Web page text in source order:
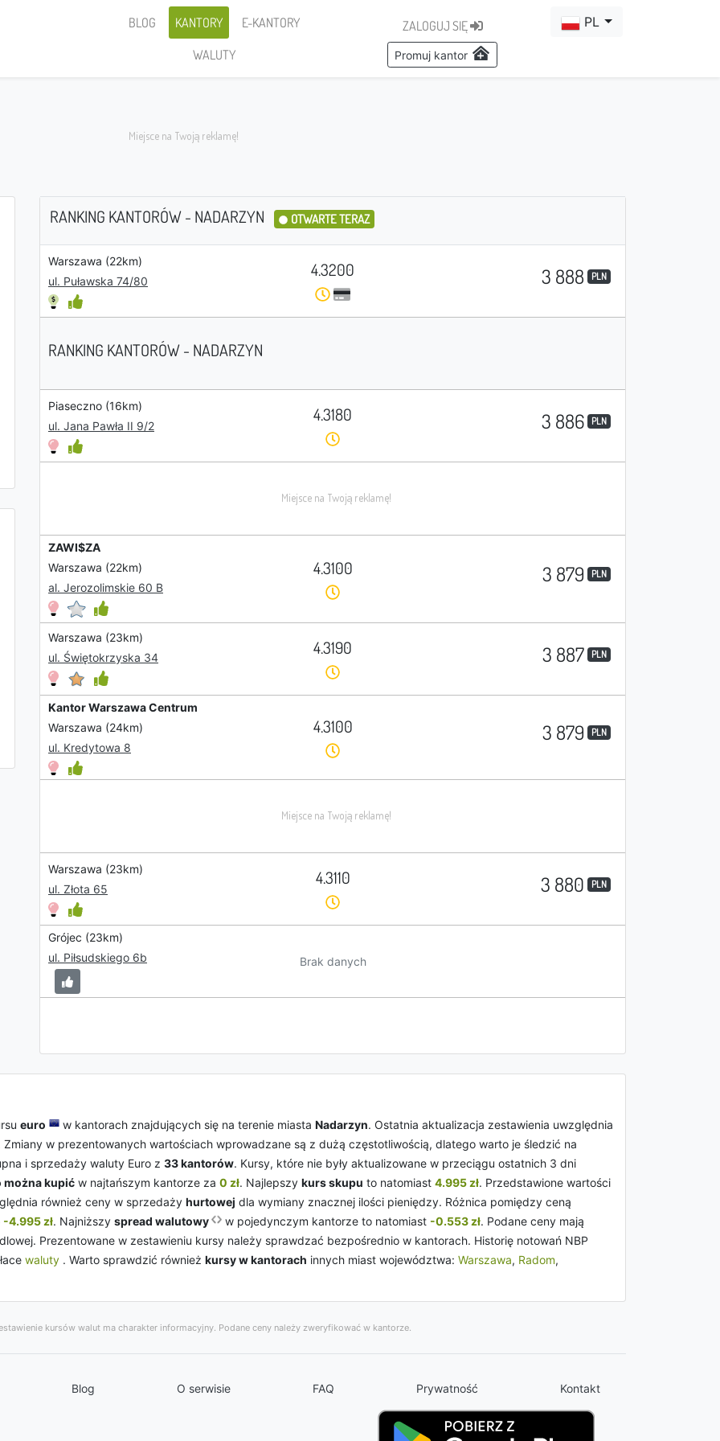
BLOG KANTORY
E-KANTORY
WALUTY
ZALOGUJ SIĘ
Promuj kantor
PL
Sprzedaję
RANKING KANTORÓW - NADARZYN OTWARTE TERAZ
Warszawa (22km)
ul. Puławska 74/80
4.3200 3 888 PLN
RANKING KANTORÓW - NADARZYN
Piaseczno (16km)
ul. Jana Pawła II 9/2
4.3180 3 886 PLN
ZAWI$ZA
Warszawa (22km)
al. Jerozolimskie 60 B
4.3100 3 879 PLN
Warszawa (23km)
ul. Świętokrzyska 34
4.3190 3 887 PLN
Kantor Warszawa Centrum
Warszawa (24km)
ul. Kredytowa 8
4.3100 3 879 PLN
Warszawa (23km)
ul. Złota 65
4.3110 3 880 PLN
Grójec (23km)
ul. Piłsudskiego 6b
Brak danych
euro w kantorach znajdujących się na terenie miasta Nadarzyn. Ostatnia aktualizacja zestawienia uwzględnia
Zmiany w prezentowanych wartościach wprowadzane są z dużą częstotliwością, dlatego warto je śledzić na
i sprzedaży waluty Euro z 33 kantorów. Kursy, które nie były aktualizowane w przeciągu ostatnich 3 dni
można kupić w najtańszym kantorze za 0 zł. Najlepszy kurs skupu to natomiast 4.995 zł. Przedstawione wartości
również ceny w sprzedaży hurtowej dla wymiany znacznej ilości pieniędzy. Różnica pomiędzy ceną
-4.995 zł. Najniższy spread walutowy w pojedynczym kantorze to natomiast -0.553 zł. Podane ceny mają
Prezentowane w zestawieniu kursy należy sprawdzać bezpośrednio w kantorach. Historię notowań NBP
waluty . Warto sprawdzić również kursy w kantorach innych miast województwa: Warszawa, Radom,
kursów walut ma charakter informacyjny. Podane ceny należy zweryfikować w kantorze.
Blog O serwisie FAQ Prywatność Kontakt